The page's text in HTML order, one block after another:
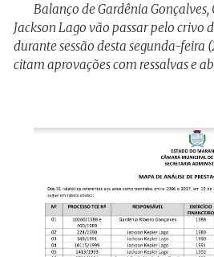
Balanço de Gardênia
Jackson Lago vão passar pelo crivo
durante sessão desta segunda-feira
citam aprovações com ressalvas e